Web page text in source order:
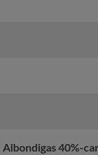
Albondigas 40%-